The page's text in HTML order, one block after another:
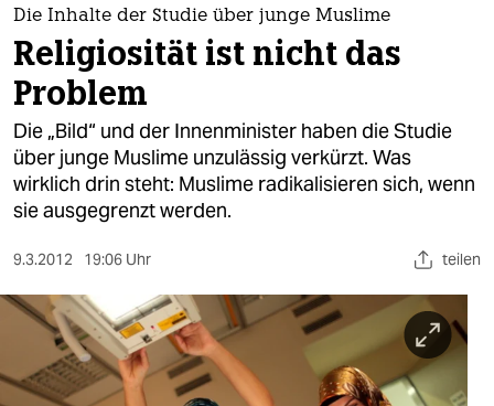
themen
politik
öko
gesellschaft
kultur
sport
berlin
nord
Die Inhalte der Studie über junge Muslime
Religiosität ist nicht das
Problem
Die „Bild“ und der Innenminister haben die Studie
über junge Muslime unzulässig verkürzt. Was
wirklich drin steht: Muslime radikalisieren sich, wenn
sie ausgegrenzt werden.
9.3.2012 19:06 Uhr teilen